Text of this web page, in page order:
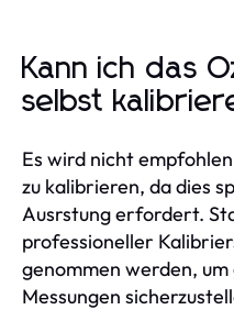
Kann ich das
selbst
Es wird nicht
zu kalibrieren, da dies
Ausrstung erfordert.
professioneller
genommen werden, um
Messungen